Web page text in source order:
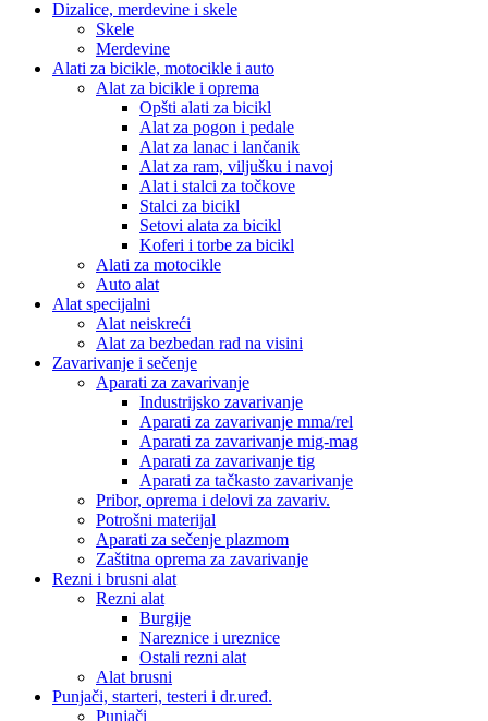
Dizalice, merdevine i skele
Skele
Merdevine
Alati za bicikle, motocikle i auto
Alat za bicikle i oprema
Opšti alati za bicikl
Alat za pogon i pedale
Alat za lanac i lančanik
Alat za ram, viljušku i navoj
Alat i stalci za točkove
Stalci za bicikl
Setovi alata za bicikl
Koferi i torbe za bicikl
Alati za motocikle
Auto alat
Alat specijalni
Alat neiskreći
Alat za bezbedan rad na visini
Zavarivanje i sečenje
Aparati za zavarivanje
Industrijsko zavarivanje
Aparati za zavarivanje mma/rel
Aparati za zavarivanje mig-mag
Aparati za zavarivanje tig
Aparati za tačkasto zavarivanje
Pribor, oprema i delovi za zavariv.
Potrošni materijal
Aparati za sečenje plazmom
Zaštitna oprema za zavarivanje
Rezni i brusni alat
Rezni alat
Burgije
Nareznice i ureznice
Ostali rezni alat
Alat brusni
Punjači, starteri, testeri i dr.uređ.
Punjači